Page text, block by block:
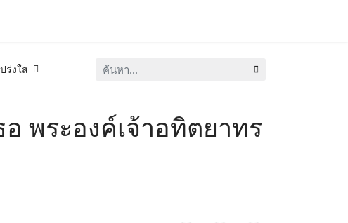
ร่งใส ค้นหา...
พระองค์เจ้าอทิตยาทร